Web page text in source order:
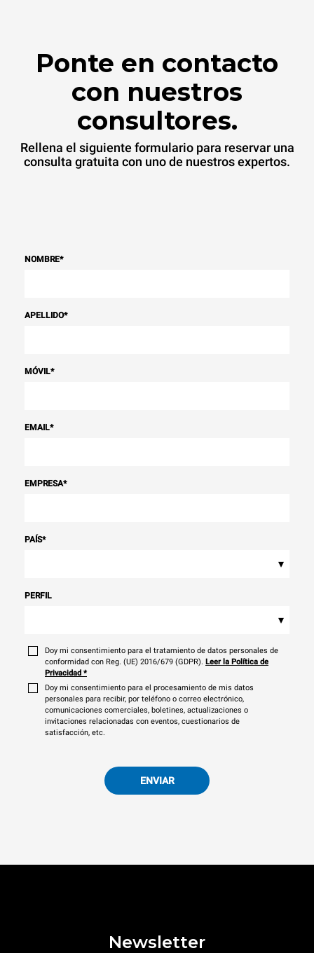
Ponte en contacto
con nuestros
consultores.
Rellena el siguiente formulario para reservar una
consulta gratuita con uno de nuestros expertos.
NOMBRE*
APELLIDO*
MÓVIL*
EMAIL*
EMPRESA*
PAÍS*
▾
PERFIL
▾
Doy mi consentimiento para el tratamiento de datos personales de
conformidad con Reg. (UE) 2016/679 (GDPR). Leer la Política de
Privacidad *
Doy mi consentimiento para el procesamiento de mis datos
personales para recibir, por teléfono o correo electrónico,
comunicaciones comerciales, boletines, actualizaciones o
invitaciones relacionadas con eventos, cuestionarios de
satisfacción, etc.
ENVIAR
Newsletter